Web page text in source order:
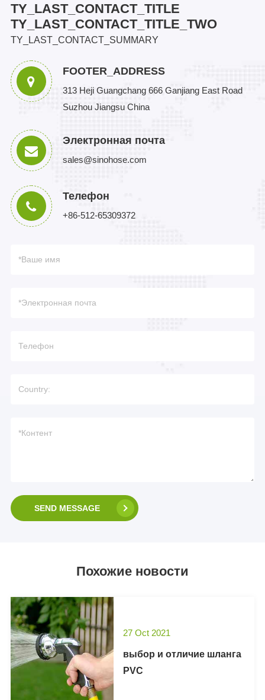
TY_LAST_CONTACT_TITLE
TY_LAST_CONTACT_TITLE_TWO
TY_LAST_CONTACT_SUMMARY
FOOTER_ADDRESS
313 Heji Guangchang 666 Ganjiang East Road
Suzhou Jiangsu China
Электронная почта
sales@sinohose.com
Телефон
+86-512-65309372
SEND MESSAGE
Похожие новости
27 Oct 2021
выбор и отличие шланга
PVC